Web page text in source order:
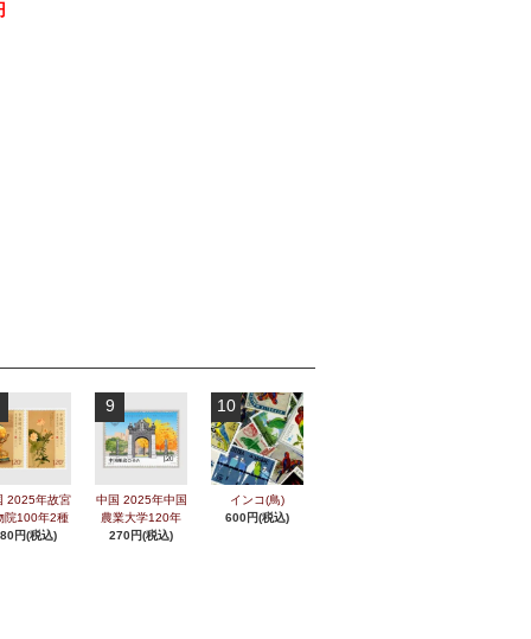
2025年故宮
院100年2種
円(税込)
9
中国 2025年中国
農業大学120年
270円(税込)
10
インコ(鳥)
600円(税込)